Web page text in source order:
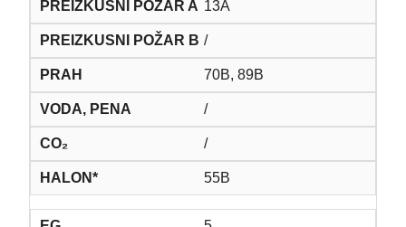
13A
/
70B, 89B
/
/
55B